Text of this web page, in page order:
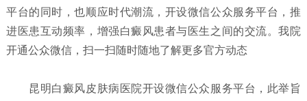
平台的同时，也顺应时代潮流，开设微信公众服务平台，推
进医患互动频率，增强白癜风患者与医生之间的交流。我院
开通公众微信，扫一扫随时随地了解更多官方动态
昆明白癜风皮肤病医院开设微信公众服务平台，此举旨